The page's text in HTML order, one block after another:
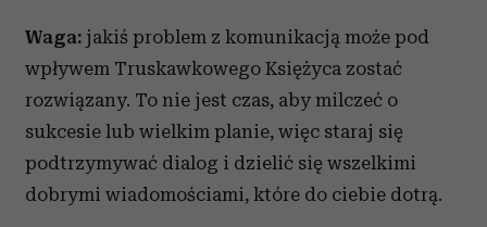
Waga: jakiś problem z komunikacją może pod
wpływem Truskawkowego Księżyca zostać
rozwiązany. To nie jest czas, aby milczeć o
sukcesie lub wielkim planie, więc staraj się
podtrzymywać dialog i dzielić się wszelkimi
dobrymi wiadomościami, które do ciebie dotrą.